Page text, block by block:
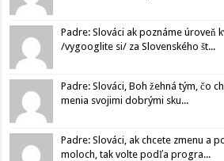
Padre: Slováci ak poznáme úroveň
/vygooglite si/ za Slovenského št...
Padre: Slováci, Boh žehná tým, čo
menia svojimi dobrými sku...
Padre: Slováci, ak chcete zmenu a
moloch, tak volte podľa progra...